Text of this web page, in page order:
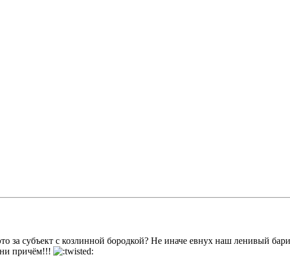
за субъект с козлинной бородкой? Не иначе евнух наш ленивый
причём!!!